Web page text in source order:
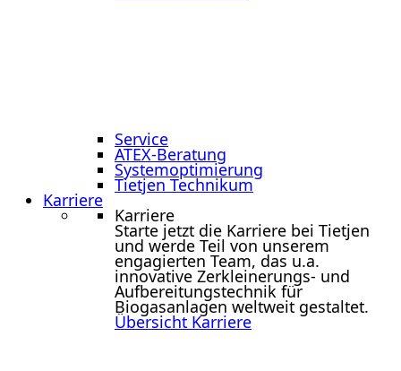
Service
ATEX-Beratung
Systemoptimierung
Tietjen Technikum
Karriere
Karriere
Starte jetzt die Karriere bei Tietjen
und werde Teil von unserem
engagierten Team, das u.a.
innovative Zerkleinerungs- und
Aufbereitungstechnik für
Biogasanlagen weltweit gestaltet.
Übersicht Karriere